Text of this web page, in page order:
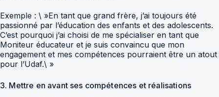
Exemple : \ »En tant que grand frère, j’ai toujours été
passionné par l’éducation des enfants et des adolescents.
C’est pourquoi j’ai choisi de me spécialiser en tant que
Moniteur éducateur et je suis convaincu que mon
engagement et mes compétences pourraient être un atout
pour l’Udaf.\ »
3. Mettre en avant ses compétences et réalisations